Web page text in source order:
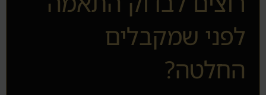
לפני שמקבלים
החלטה?